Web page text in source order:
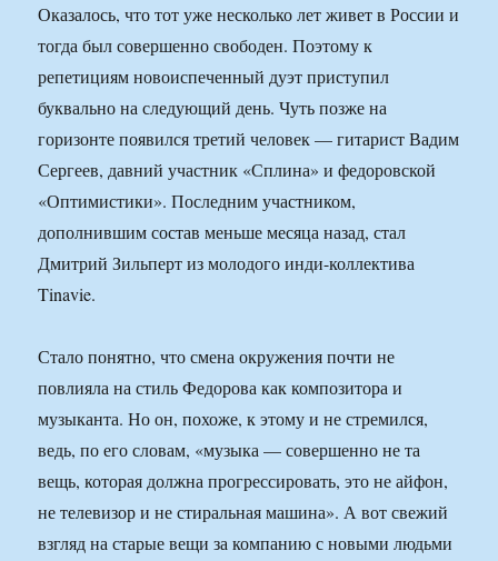
Оказалось, что тот уже несколько лет живет в России и
тогда был совершенно свободен. Поэтому к
репетициям новоиспеченный дуэт приступил
буквально на следующий день. Чуть позже на
горизонте появился третий человек — гитарист Вадим
Сергеев, давний участник «Сплина» и федоровской
«Оптимистики». Последним участником,
дополнившим состав меньше месяца назад, стал
Дмитрий Зильперт из молодого инди-коллектива
Tinavie.
Стало понятно, что смена окружения почти не
повлияла на стиль Федорова как композитора и
музыканта. Но он, похоже, к этому и не стремился,
ведь, по его словам, «музыка — совершенно не та
вещь, которая должна прогрессировать, это не айфон,
не телевизор и не стиральная машина». А вот свежий
взгляд на старые вещи за компанию с новыми людьми